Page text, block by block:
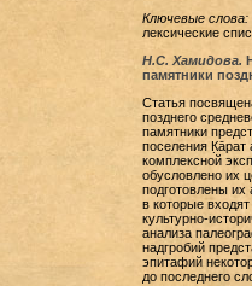
Ключевые слова:
лексические
Н.С. Хамидова.
памятники
Cтатья
позднего
памятники
поселения
комплексной
обусловлено их
подготовлены их
в которые
культурно-
анализа
надгробий
эпитафий
до последнего